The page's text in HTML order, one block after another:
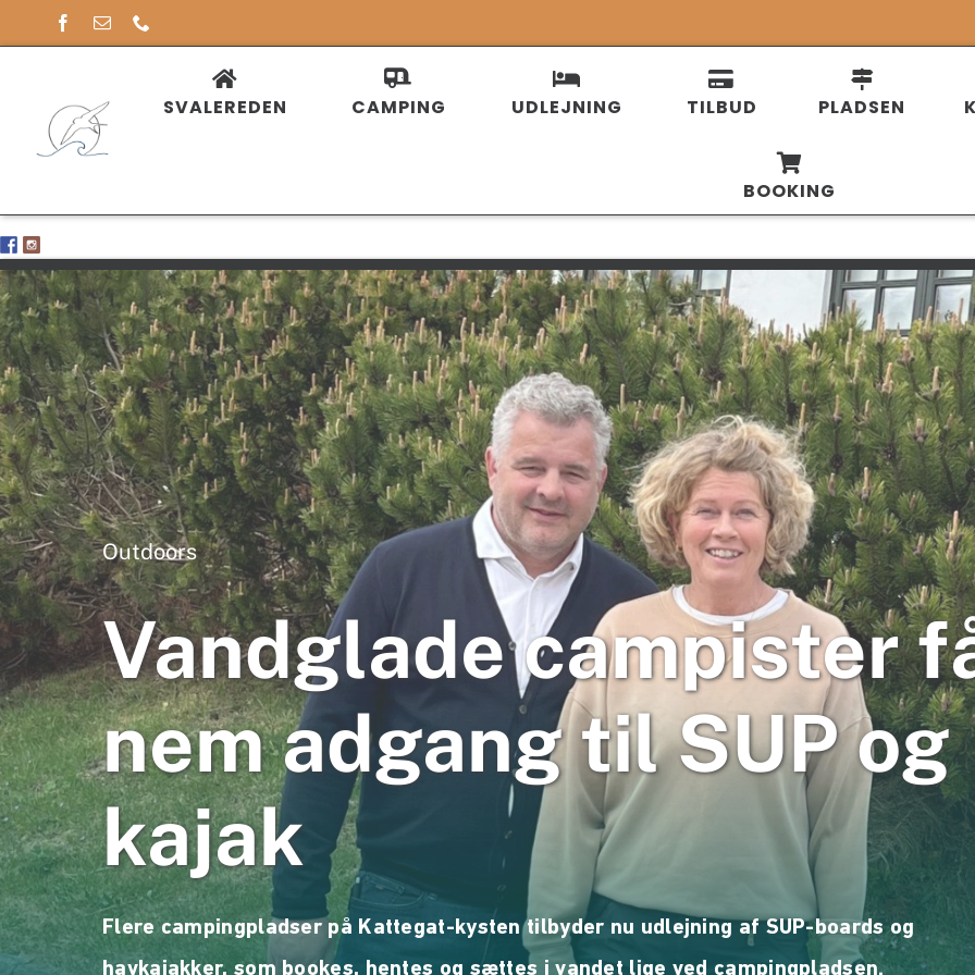
to
SVALEREDEN
CAMPING UDLEJNING TILBUD PLADSEN
BOOKING
Outdoors
Vandglade campister
nem adgang til SUP og
kajak
Flere campingpladser på Kattegat-kysten tilbyder nu udlejning af SUP-boards og
havkajakker, som bookes, hentes og sættes i vandet lige ved campingpladsen.